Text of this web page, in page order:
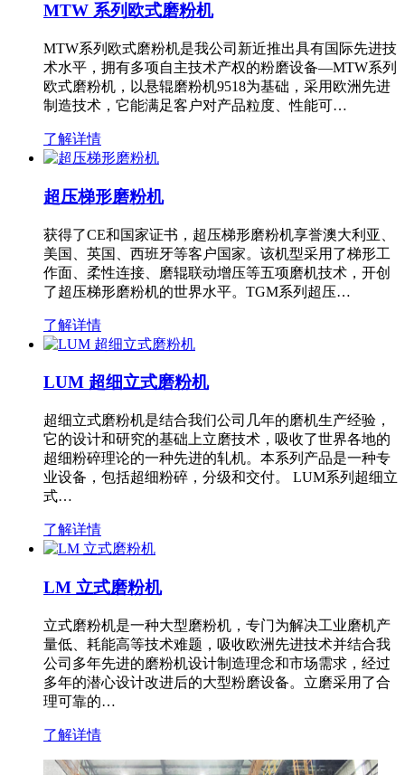
MTW 系列欧式磨粉机
MTW系列欧式磨粉机是我公司新近推出具有国际先进技
术水平，拥有多项自主技术产权的粉磨设备—MTW系列
欧式磨粉机，以悬辊磨粉机9518为基础，采用欧洲先进
制造技术，它能满足客户对产品粒度、性能可…
了解详情
超压梯形磨粉机
获得了CE和国家证书，超压梯形磨粉机享誉澳大利亚、
美国、英国、西班牙等客户国家。该机型采用了梯形工
作面、柔性连接、磨辊联动增压等五项磨机技术，开创
了超压梯形磨粉机的世界水平。TGM系列超压…
了解详情
LUM 超细立式磨粉机
超细立式磨粉机是结合我们公司几年的磨机生产经验，
它的设计和研究的基础上立磨技术，吸收了世界各地的
超细粉碎理论的一种先进的轧机。本系列产品是一种专
业设备，包括超细粉碎，分级和交付。 LUM系列超细立
式…
了解详情
LM 立式磨粉机
立式磨粉机是一种大型磨粉机，专门为解决工业磨机产
量低、耗能高等技术难题，吸收欧洲先进技术并结合我
公司多年先进的磨粉机设计制造理念和市场需求，经过
多年的潜心设计改进后的大型粉磨设备。立磨采用了合
理可靠的…
了解详情